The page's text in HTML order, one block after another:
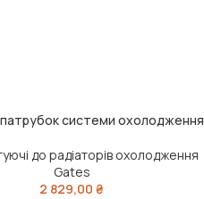
системи охолодження
до радіаторів охолодження
Gates
2 829,00₴